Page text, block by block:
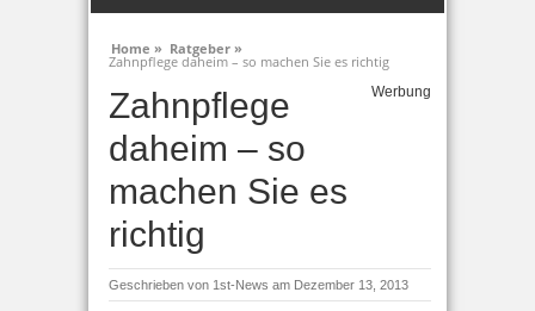
Home » Ratgeber »
Zahnpflege daheim – so machen Sie es richtig
Zahnpflege
daheim – so
machen Sie es
richtig
Werbung
Geschrieben von 1st-News am Dezember 13, 2013